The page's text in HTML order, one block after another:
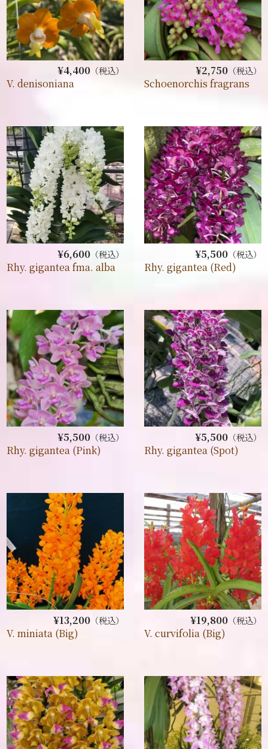
¥4,400（税込）
V. denisoniana
¥2,750（税込）
Schoenorchis fragrans
¥6,600（税込）
Rhy. gigantea fma. alba
¥5,500（税込）
Rhy. gigantea (Red)
¥5,500（税込）
Rhy. gigantea (Pink)
¥5,500（税込）
Rhy. gigantea (Spot)
¥13,200（税込）
V. miniata (Big)
¥19,800（税込）
V. curvifolia (Big)